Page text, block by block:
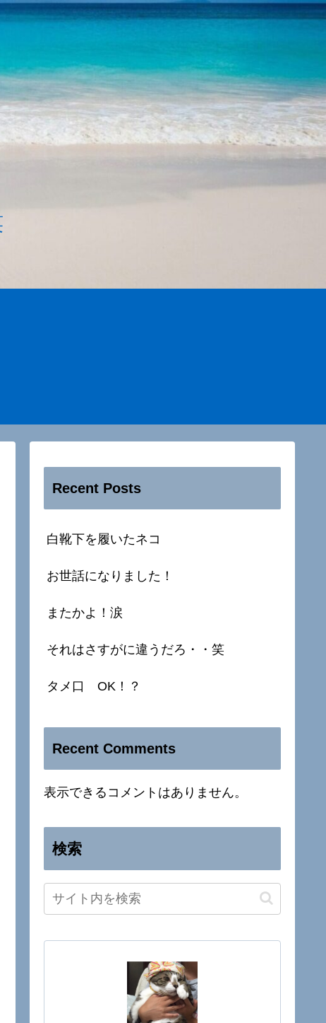
Recent Posts
白靴下を履いたネコ
お世話になりました！
またかよ！涙
それはさすがに違うだろ・・笑
タメ口 OK！？
Recent Comments
表示できるコメントはありません。
検索